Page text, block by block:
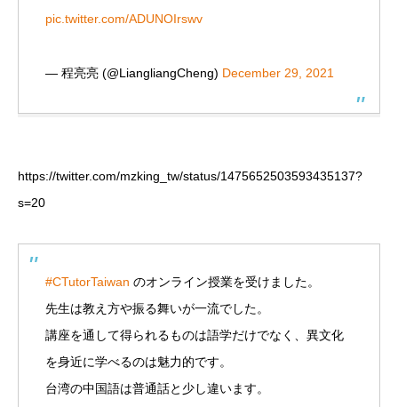
pic.twitter.com/ADUNOIrswv
— 程亮亮 (@LiangliangCheng) December 29, 2021
https://twitter.com/mzking_tw/status/1475652503593435137?
s=20
#CTutorTaiwan のオンライン授業を受けました。
先生は教え方や振る舞いが一流でした。
講座を通して得られるものは語学だけでなく、異文化
を身近に学べるのは魅力的です。
台湾の中国語は普通話と少し違います。